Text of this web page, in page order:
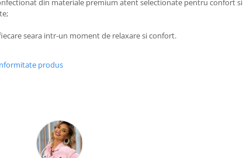
din materiale premium atent selectionate pentru confort si
seara intr-un moment de relaxare si confort.
produs